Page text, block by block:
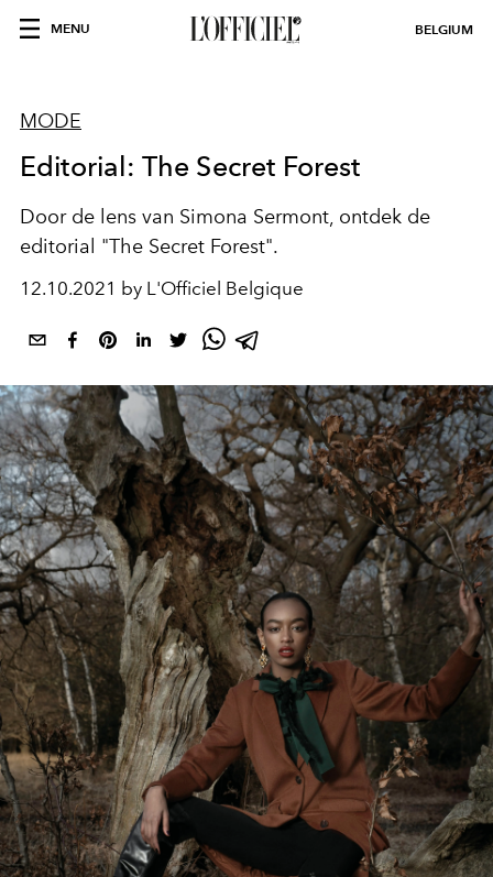
MENU BELGIUM
MODE
Editorial: The Secret Forest
Door de lens van Simona Sermont, ontdek de
editorial "The Secret Forest".
12.10.2021 by L'Officiel Belgique